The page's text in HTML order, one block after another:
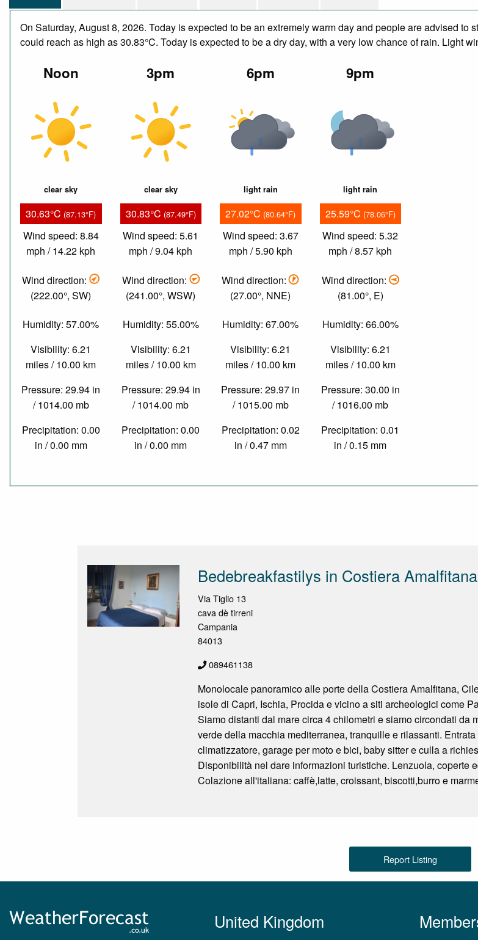
On Saturday, August 8, 2026. Today is expected to be an extremely warm day and people are advised
could reach as high as 30.83°C. Today is expected to be a dry day, with a very low chance of rain. Light
Noon
clear sky
30.63°C (87.13°F)
Wind speed: 8.84
mph / 14.22 kph
Wind direction:
(222.00°, SW)
Humidity: 57.00%
Visibility: 6.21
miles / 10.00 km
Pressure: 29.94 in
/ 1014.00 mb
Precipitation: 0.00
in / 0.00 mm
3pm
clear sky
30.83°C (87.49°F)
Wind speed: 5.61
mph / 9.04 kph
Wind direction:
(241.00°, WSW)
Humidity: 55.00%
Visibility: 6.21
miles / 10.00 km
Pressure: 29.94 in
/ 1014.00 mb
Precipitation: 0.00
in / 0.00 mm
6pm
light rain
27.02°C (80.64°F)
Wind speed: 3.67
mph / 5.90 kph
Wind direction:
(27.00°, NNE)
Humidity: 67.00%
Visibility: 6.21
miles / 10.00 km
Pressure: 29.97 in
/ 1015.00 mb
Precipitation: 0.02
in / 0.47 mm
9pm
light rain
25.59°C (78.06°F)
Wind speed: 5.32
mph / 8.57 kph
Wind direction:
(81.00°, E)
Humidity: 66.00%
Visibility: 6.21
miles / 10.00 km
Pressure: 30.00 in
/ 1016.00 mb
Precipitation: 0.01
in / 0.15 mm
Bedebreakfastilys in Costiera
Via Tiglio 13
cava dè tirreni
Campania
84013
089461138
Monolocale panoramico alle porte della Costiera Amalfitana,
isole di Capri, Ischia, Procida e vicino a siti archeologici come
Siamo distanti dal mare circa 4 chilometri e siamo circondati da
verde della macchia mediterranea, tranquille e rilassanti.
climatizzatore, garage per moto e bici, baby sitter e culla a
Disponibilità nel dare informazioni turistiche. Lenzuola, coperte
Colazione all'italiana: caffè,latte, croissant, biscotti,burro e
Report Listing
United Kingdom